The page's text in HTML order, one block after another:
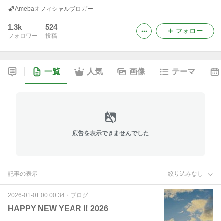
Amebaオフィシャルブロガー
1.3k
フォロワー
524
投稿
フォロー
一覧 人気 画像 テーマ
広告を表示できませんでした
記事の表示 絞り込みなし
2026-01-01 00:00:34 ・ ブログ
HAPPY NEW YEAR ‼️ 2026